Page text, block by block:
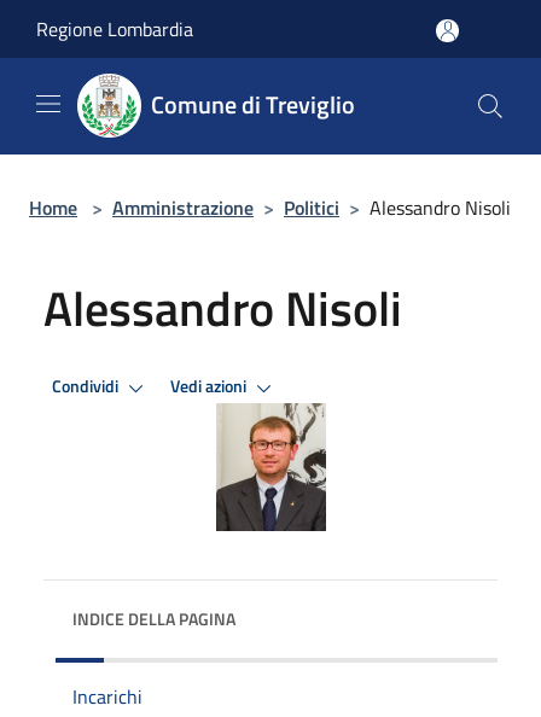
Regione Lombardia
Comune di Treviglio
Home > Amministrazione > Politici > Alessandro Nisoli
Alessandro Nisoli
Condividi Vedi azioni
INDICE DELLA PAGINA
Incarichi